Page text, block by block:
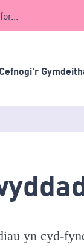
Cefnogi’r
yn cyd-